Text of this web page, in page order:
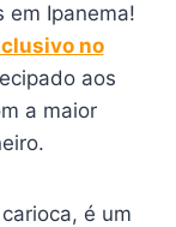
em Ipanema!
no
aos
a maior
é um